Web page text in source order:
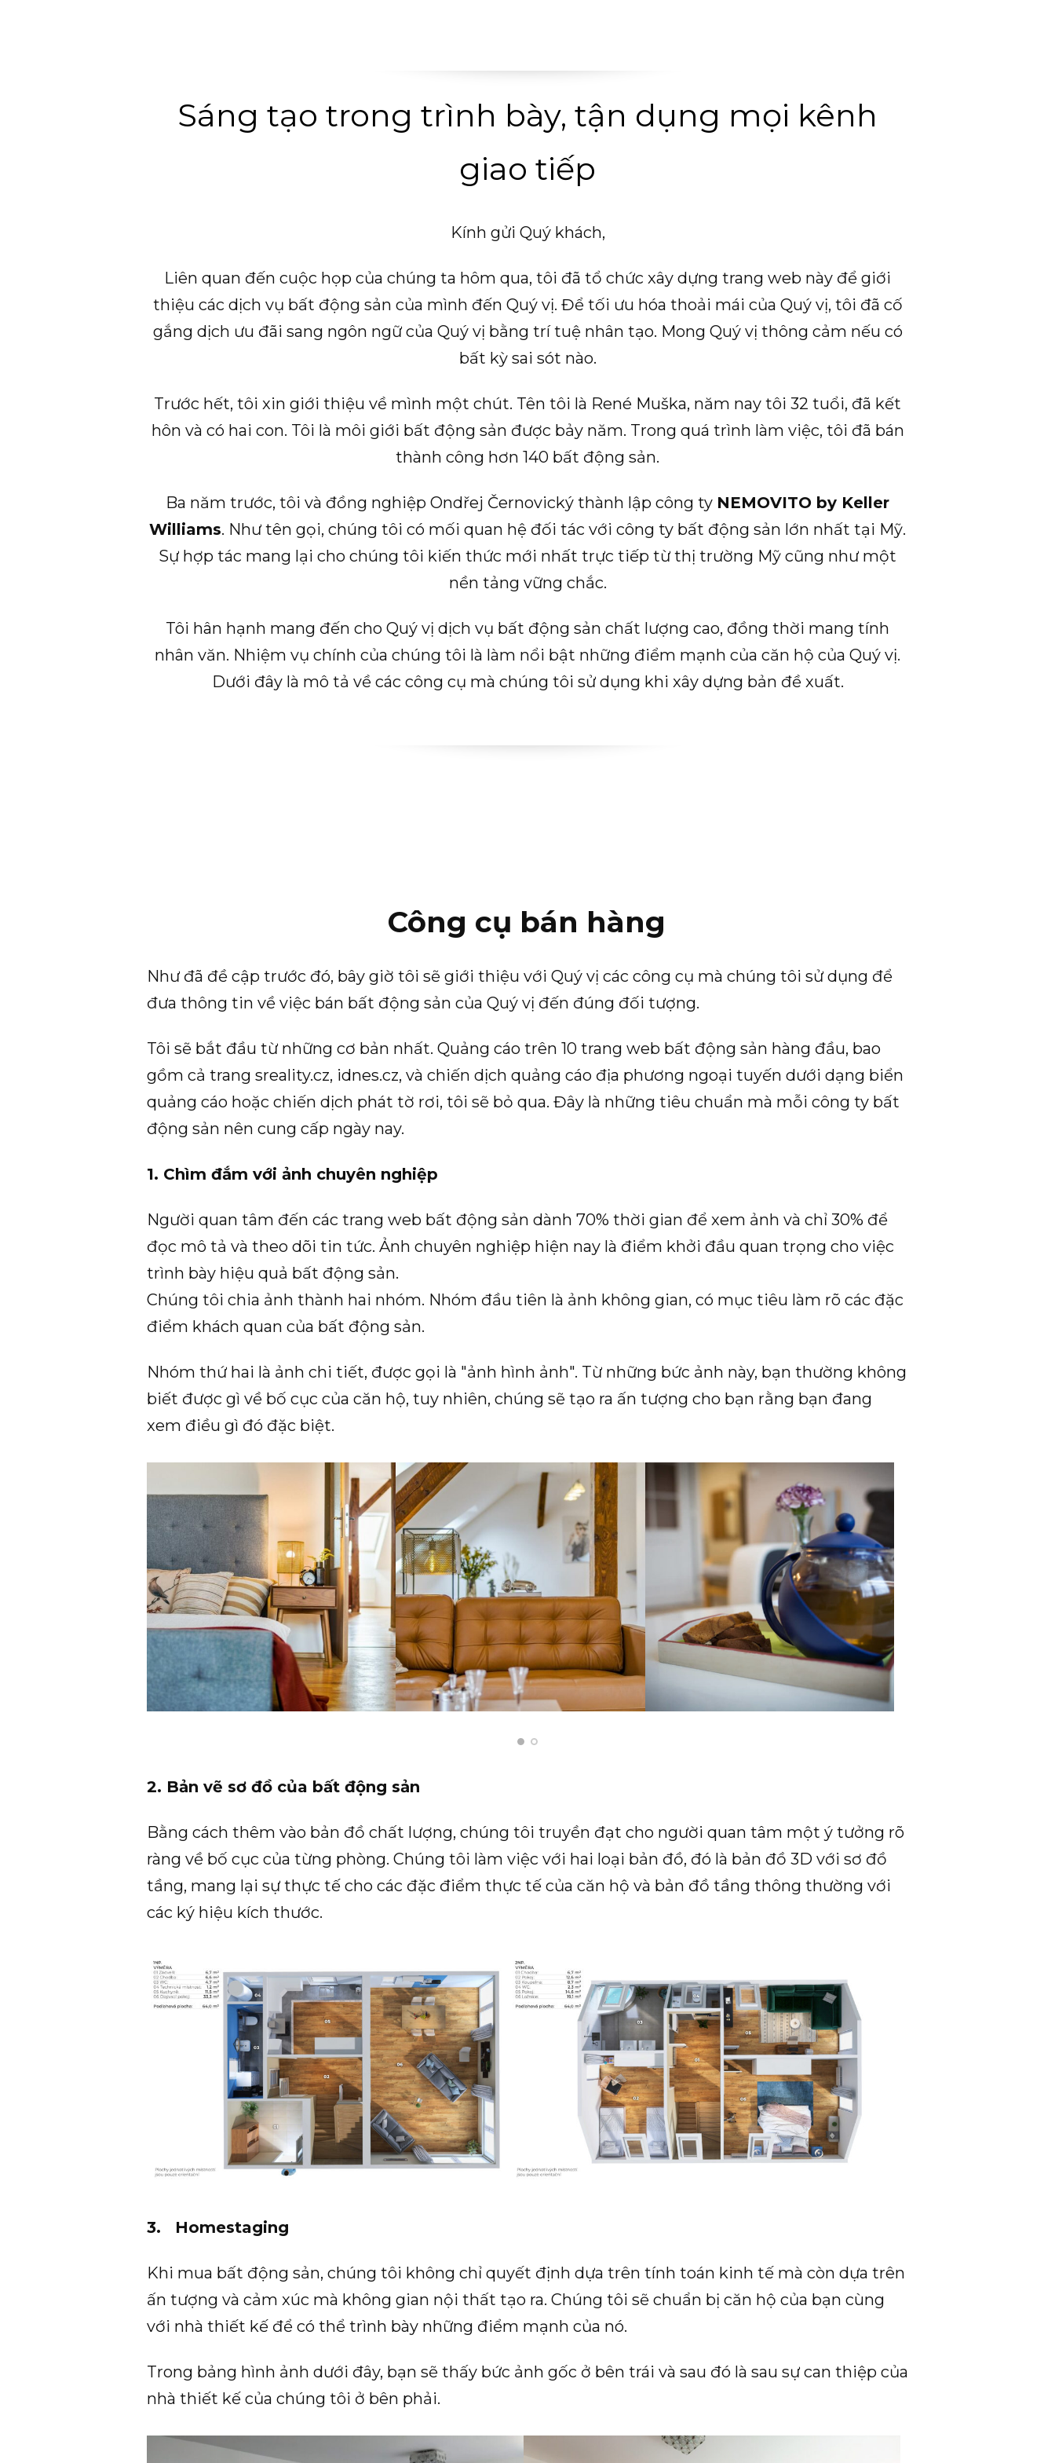
Sáng tạo trong trình bày, tận dụng mọi kênh
giao tiếp
Kính gửi Quý khách,
Liên quan đến cuộc họp của chúng ta hôm qua, tôi đã tổ chức xây dựng trang web này để giới
thiệu các dịch vụ bất động sản của mình đến Quý vị. Để tối ưu hóa thoải mái của Quý vị, tôi đã cố
gắng dịch ưu đãi sang ngôn ngữ của Quý vị bằng trí tuệ nhân tạo. Mong Quý vị thông cảm nếu có
bất kỳ sai sót nào.
Trước hết, tôi xin giới thiệu về mình một chút. Tên tôi là René Muška, năm nay tôi 32 tuổi, đã kết
hôn và có hai con. Tôi là môi giới bất động sản được bảy năm. Trong quá trình làm việc, tôi đã bán
thành công hơn 140 bất động sản.
Ba năm trước, tôi và đồng nghiệp Ondřej Černovický thành lập công ty NEMOVITO by Keller
Williams. Như tên gọi, chúng tôi có mối quan hệ đối tác với công ty bất động sản lớn nhất tại Mỹ.
Sự hợp tác mang lại cho chúng tôi kiến thức mới nhất trực tiếp từ thị trường Mỹ cũng như một
nền tảng vững chắc.
Tôi hân hạnh mang đến cho Quý vị dịch vụ bất động sản chất lượng cao, đồng thời mang tính
nhân văn. Nhiệm vụ chính của chúng tôi là làm nổi bật những điểm mạnh của căn hộ của Quý vị.
Dưới đây là mô tả về các công cụ mà chúng tôi sử dụng khi xây dựng bản đề xuất.
Công cụ bán hàng
Như đã đề cập trước đó, bây giờ tôi sẽ giới thiệu với Quý vị các công cụ mà chúng tôi sử dụng để
đưa thông tin về việc bán bất động sản của Quý vị đến đúng đối tượng.
Tôi sẽ bắt đầu từ những cơ bản nhất. Quảng cáo trên 10 trang web bất động sản hàng đầu, bao
gồm cả trang sreality.cz, idnes.cz, và chiến dịch quảng cáo địa phương ngoại tuyến dưới dạng biển
quảng cáo hoặc chiến dịch phát tờ rơi, tôi sẽ bỏ qua. Đây là những tiêu chuẩn mà mỗi công ty bất
động sản nên cung cấp ngày nay.
1. Chìm đắm với ảnh chuyên nghiệp
Người quan tâm đến các trang web bất động sản dành 70% thời gian để xem ảnh và chỉ 30% để
đọc mô tả và theo dõi tin tức. Ảnh chuyên nghiệp hiện nay là điểm khởi đầu quan trọng cho việc
trình bày hiệu quả bất động sản.
Chúng tôi chia ảnh thành hai nhóm. Nhóm đầu tiên là ảnh không gian, có mục tiêu làm rõ các đặc
điểm khách quan của bất động sản.
Nhóm thứ hai là ảnh chi tiết, được gọi là "ảnh hình ảnh". Từ những bức ảnh này, bạn thường không
biết được gì về bố cục của căn hộ, tuy nhiên, chúng sẽ tạo ra ấn tượng cho bạn rằng bạn đang
xem điều gì đó đặc biệt.
2. Bản vẽ sơ đồ của bất động sản
Bằng cách thêm vào bản đồ chất lượng, chúng tôi truyền đạt cho người quan tâm một ý tưởng rõ
ràng về bố cục của từng phòng. Chúng tôi làm việc với hai loại bản đồ, đó là bản đồ 3D với sơ đồ
tầng, mang lại sự thực tế cho các đặc điểm thực tế của căn hộ và bản đồ tầng thông thường với
các ký hiệu kích thước.
3. Homestaging
Khi mua bất động sản, chúng tôi không chỉ quyết định dựa trên tính toán kinh tế mà còn dựa trên
ấn tượng và cảm xúc mà không gian nội thất tạo ra. Chúng tôi sẽ chuẩn bị căn hộ của bạn cùng
với nhà thiết kế để có thể trình bày những điểm mạnh của nó.
Trong bảng hình ảnh dưới đây, bạn sẽ thấy bức ảnh gốc ở bên trái và sau đó là sau sự can thiệp của
nhà thiết kế của chúng tôi ở bên phải.